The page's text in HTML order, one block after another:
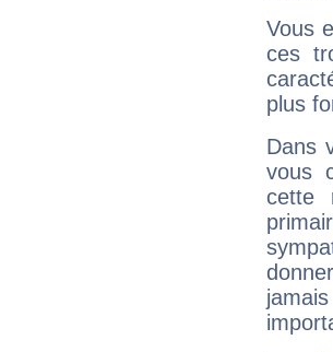
Vous
ces
plus
Dans
vous
cette